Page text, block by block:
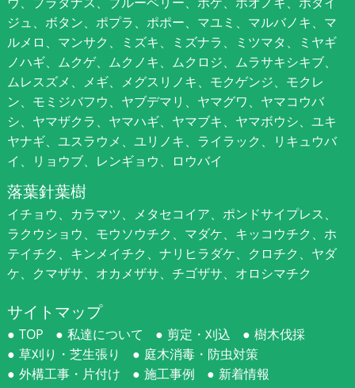
ジュ、ボタン、ポプラ、ポポー、マユミ、マルバノキ、マ
ルメロ、マンサク、ミズキ、ミズナラ、ミツマタ、ミヤギ
ノハギ、ムクゲ、ムクノキ、ムクロジ、ムラサキシキブ、
ムレスズメ、メギ、メグスリノキ、モクゲンジ、モクレ
ン、モミジバフウ、ヤブデマリ、ヤマグワ、ヤマコウバ
シ、ヤマザクラ、ヤマハギ、ヤマブキ、ヤマボウシ、ユキ
ヤナギ、ユスラウメ、ユリノキ、ライラック、リキュウバ
イ、リョウブ、レンギョウ、ロウバイ
落葉針葉樹
イチョウ、カラマツ、メタセコイア、ポンドサイプレス、
ラクウショウ、モウソウチク、マダケ、キッコウチク、ホ
テイチク、キンメイチク、ナリヒラダケ、クロチク、ヤダ
ケ、クマザサ、オカメザサ、チゴザサ、オロシマチク
サイトマップ
TOP 私達について 剪定・刈込
樹木伐採
草刈り・芝生張り
庭木消毒・防虫対策
外構工事・片付け
施工事例
新着情報